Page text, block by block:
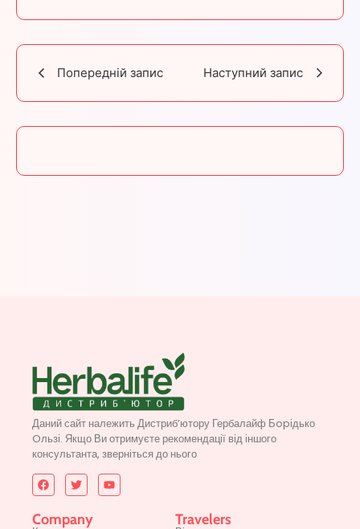
Попередній запис Наступний запис
Даний сайт належить Дистриб’ютору Гербалайф Бopідько
Oльзі. Якщо Ви отримуєте рекомендації від іншого
консультанта, зверніться до нього
Company Travelers